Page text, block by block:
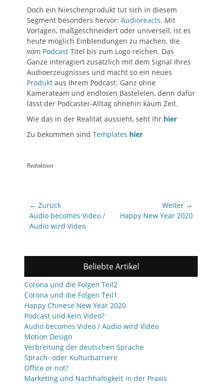
Doch ein Nieschenprodukt tut sich in diesem
Segment besonders hervor: Audioreacts. Mit
Vorlagen, maßgeschneidert oder universell, ist es
heute möglich Einblendungen zu machen, die
vom Podcast Titel bis zum Logo reichen. Das
Ganze interagiert zusätzlich mit dem Signal Ihres
Audioerzeugnisses und macht so ein neues
Produkt aus Ihrem Podcast. Ganz ohne
Kamerateam und endlosen Basteleien, denn dafür
lässt der Podcaster-Alltag ohnehin kaum Zeit.
Wie das in der Realität aussieht, seht ihr hier
Zu bekommen sind Templates hier
Redaktion
Beitrags-
Navigation
← Zurück
Vorhergehender
Beitrag:
Audio becomes Video /
Audio wird Video
Weiter →
Nächster
Happy New Year 2020
Beliebte Artikel
Corona und die Folgen Teil2
Corona und die Folgen Teil1
Happy Chinese New Year 2020
Podcast und kein Video?
Audio becomes Video / Audio wird Video
Motion Design
Verbreitung der deutschen Sprache
Sprach- oder Kulturbarriere
Office or not?
Marketing und Nachhaltigkeit in der Praxis